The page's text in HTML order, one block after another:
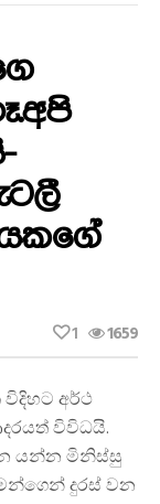
1659
1
අර්ථ
විවිධයි.
යන්න මිනිස්සු
දුරස් වන